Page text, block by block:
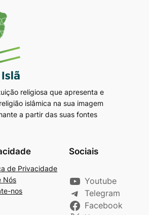
religiosa que apresenta e
islâmica na sua imagem
a partir das suas fontes
de Privacidade
Nós
nos
Sociais
Youtube
Telegram
Facebook